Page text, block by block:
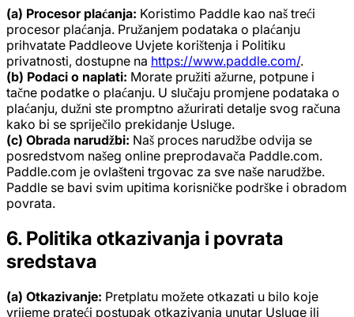
(a) Procesor plaćanja: Koristimo Paddle kao naš treći
procesor plaćanja. Pružanjem podataka o plaćanju
prihvatate Paddleove Uvjete korištenja i Politiku
privatnosti, dostupne na https://www.paddle.com/.
(b) Podaci o naplati: Morate pružiti ažurne, potpune i
tačne podatke o plaćanju. U slučaju promjene podataka o
plaćanju, dužni ste promptno ažurirati detalje svog računa
kako bi se spriječilo prekidanje Usluge.
(c) Obrada narudžbi: Naš proces narudžbe odvija se
posredstvom našeg online preprodavača Paddle.com.
Paddle.com je ovlašteni trgovac za sve naše narudžbe.
Paddle se bavi svim upitima korisničke podrške i obradom
povrata.
6. Politika otkazivanja i povrata
sredstava
(a) Otkazivanje: Pretplatu možete otkazati u bilo koje
vrijeme prateći postupak otkazivanja unutar Usluge ili